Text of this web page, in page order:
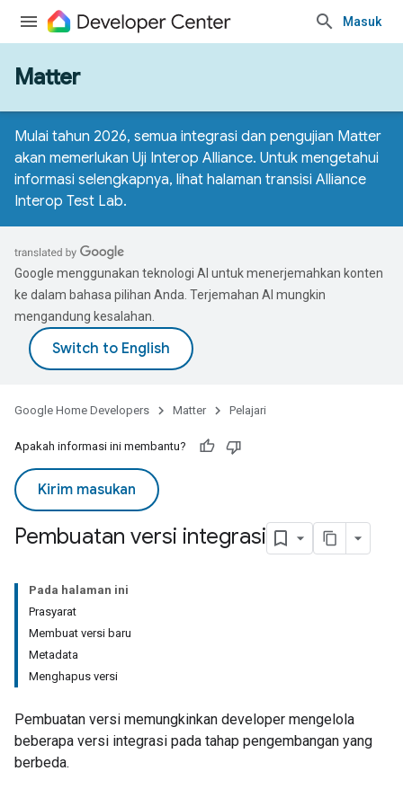
Masuk
Matter
Mulai tahun 2026, semua integrasi dan pengujian Matter
akan memerlukan Uji Interop Alliance. Untuk mengetahui
informasi selengkapnya, lihat halaman transisi Alliance
Interop Test Lab.
Google menggunakan teknologi AI untuk menerjemahkan konten
ke dalam bahasa pilihan Anda. Terjemahan AI mungkin
mengandung kesalahan.
Google Home Developers Matter Pelajari
Apakah informasi ini membantu?
Kirim masukan
Pembuatan versi integrasi
Pada halaman ini
Prasyarat
Membuat versi baru
Metadata
Menghapus versi
Pembuatan versi memungkinkan developer mengelola
beberapa versi integrasi pada tahap pengembangan yang
berbeda.